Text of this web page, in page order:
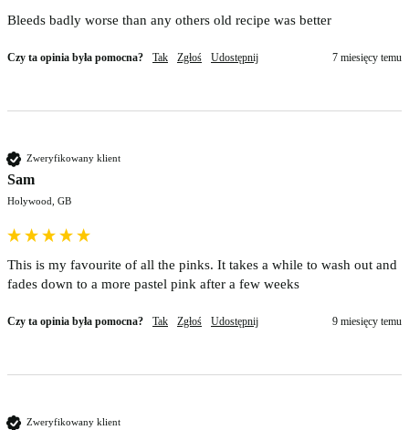
Bleeds badly worse than any others old recipe was better
Czy ta opinia była pomocna? Tak Zgłoś Udostępnij 7 miesięcy temu
Zweryfikowany klient
Sam
Holywood, GB
This is my favourite of all the pinks. It takes a while to wash out and
fades down to a more pastel pink after a few weeks
Czy ta opinia była pomocna? Tak Zgłoś Udostępnij 9 miesięcy temu
Zweryfikowany klient